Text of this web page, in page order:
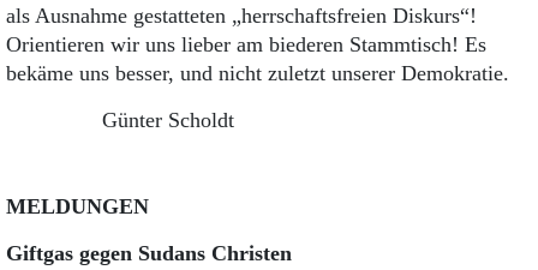
als Ausnahme gestatteten „herrschaftsfreien Dis­kurs“!
Orientieren wir uns lieber am biederen Stammtisch! Es
bekäme uns besser, und nicht zuletzt unserer Demokratie.
Günter Scholdt
MELDUNGEN
Giftgas gegen Sudans Christen